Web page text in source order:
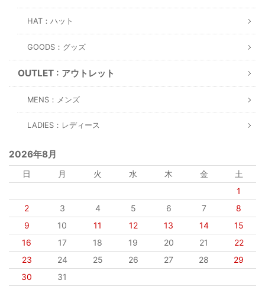
HAT：ハット
GOODS：グッズ
OUTLET : アウトレット
MENS：メンズ
LADIES：レディース
2026年8月
日 月 火 水 木 金
土
1
2
3 4 5 6 7
8
9
10 11 12 13 14
15
16
17 18 19 20 21
22
23
24 25 26 27 28
29
30
31